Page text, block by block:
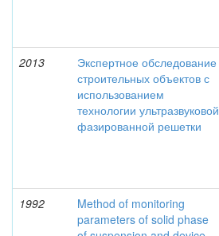
2013
Экспертное обследование
строительных объектов с
использованием
технологии ультразвуковой
фазированной решетки
1992
Method of monitoring
parameters of solid phase